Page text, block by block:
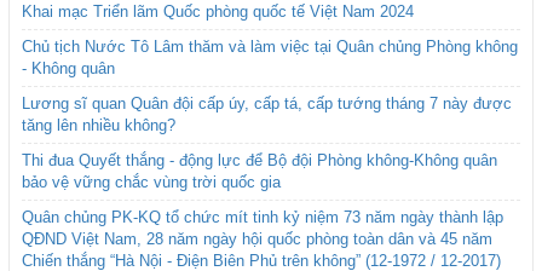
Khai mạc Triển lãm Quốc phòng quốc tế Việt Nam 2024
Chủ tịch Nước Tô Lâm thăm và làm việc tại Quân chủng Phòng không
- Không quân
Lương sĩ quan Quân đội cấp úy, cấp tá, cấp tướng tháng 7 này được
tăng lên nhiều không?
Thi đua Quyết thắng - động lực để Bộ đội Phòng không-Không quân
bảo vệ vững chắc vùng trời quốc gia
Quân chủng PK-KQ tổ chức mít tinh kỷ niệm 73 năm ngày thành lập
QĐND Việt Nam, 28 năm ngày hội quốc phòng toàn dân và 45 năm
Chiến thắng “Hà Nội - Điện Biên Phủ trên không” (12-1972 / 12-2017)